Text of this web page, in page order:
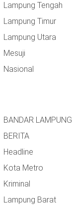
Lampung Tengah
Lampung Timur
Lampung Utara
Mesuji
Nasional
BANDAR LAMPUNG
BERITA
Headline
Kota Metro
Kriminal
Lampung Barat